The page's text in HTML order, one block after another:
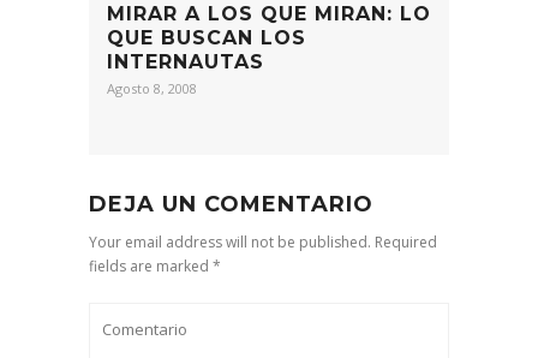
MIRAR A LOS QUE MIRAN: LO
QUE BUSCAN LOS
INTERNAUTAS
Agosto 8, 2008
DEJA UN COMENTARIO
Your email address will not be published. Required
fields are marked *